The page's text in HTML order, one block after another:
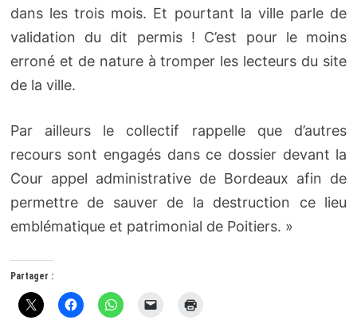
dans les trois mois. Et pourtant la ville parle de
validation du dit permis ! C’est pour le moins
erroné et de nature à tromper les lecteurs du site
de la ville.
Par ailleurs le collectif rappelle que d’autres
recours sont engagés dans ce dossier devant la
Cour appel administrative de Bordeaux afin de
permettre de sauver de la destruction ce lieu
emblématique et patrimonial de Poitiers. »
Partager :